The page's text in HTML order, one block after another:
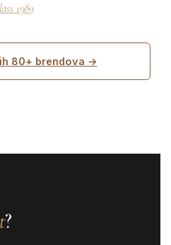
1989
80+ brendova →
?